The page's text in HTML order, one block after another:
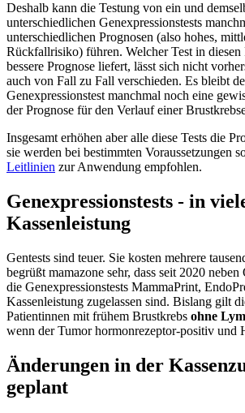
Deshalb kann die Testung von ein und
unterschiedlichen Genexpressionstests
unterschiedlichen Prognosen (also hohes,
Rückfallrisiko) führen. Welcher Test in
bessere Prognose liefert, lässt sich nicht
auch von Fall zu Fall verschieden. Es bleibt
Genexpressionstest manchmal noch eine
der Prognose für den Verlauf einer
Insgesamt erhöhen aber alle diese Tests die
sie werden bei bestimmten Voraussetzungen
Leitlinien zur Anwendung empfohlen.
Genexpressionstests - in
Kassenleistung
Gentests sind teuer. Sie kosten mehrere
begrüßt mamazone sehr, dass seit 2020
die Genexpressionstests MammaPrint,
Kassenleistung zugelassen sind. Bislang gilt
Patientinnen mit frühem Brustkrebs ohne
wenn der Tumor hormonrezeptor-positiv und
Änderungen in der
geplant